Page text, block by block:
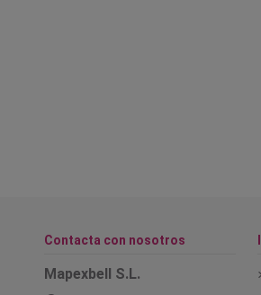
Contacta con nosotros
Mapexbell S.L.